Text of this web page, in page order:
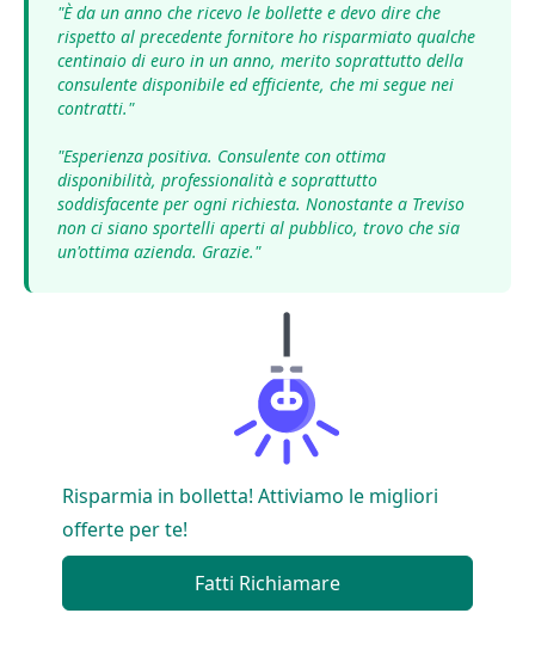
"È da un anno che ricevo le bollette e devo dire che
rispetto al precedente fornitore ho risparmiato qualche
centinaio di euro in un anno, merito soprattutto della
consulente disponibile ed efficiente, che mi segue nei
contratti."
"Esperienza positiva. Consulente con ottima
disponibilità, professionalità e soprattutto
soddisfacente per ogni richiesta. Nonostante a Treviso
non ci siano sportelli aperti al pubblico, trovo che sia
un'ottima azienda. Grazie."
Risparmia in bolletta! Attiviamo le migliori
offerte per te!
Fatti Richiamare